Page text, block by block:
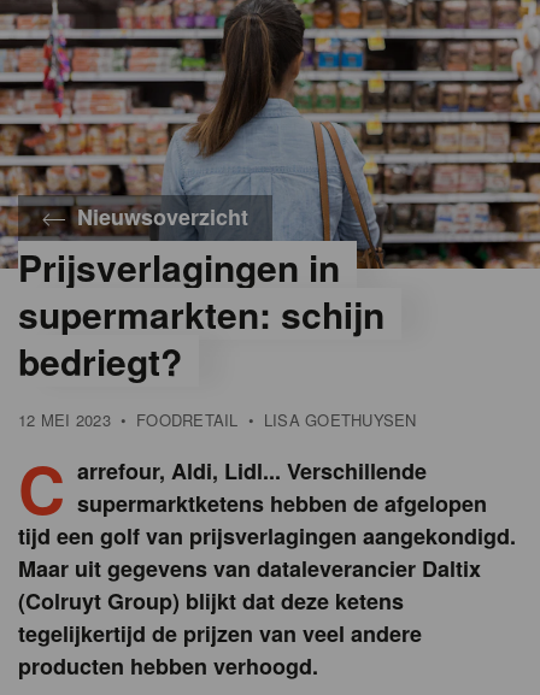
Nieuwsoverzicht
Prijsverlagingen in
supermarkten: schijn
bedriegt?
12 MEI 2023 • FOODRETAIL • LISA GOETHUYSEN
C arrefour, Aldi, Lidl... Verschillende
supermarktketens hebben de afgelopen
tijd een golf van prijsverlagingen aangekondigd.
Maar uit gegevens van dataleverancier Daltix
(Colruyt Group) blijkt dat deze ketens
tegelijkertijd de prijzen van veel andere
producten hebben verhoogd.
academy
society